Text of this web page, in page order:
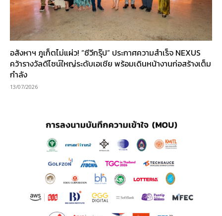
อสังหาฯ ภูเก็ตไม่แผ่ว! “ซีวีกรุ๊ป” ประกาศความสำเร็จ NEXUS
คว้ารางวัลดีไซน์ใหญ่ระดับเอเชีย พร้อมเดินหน้างานก่อสร้างเต็ม
กำลัง
13/07/2026